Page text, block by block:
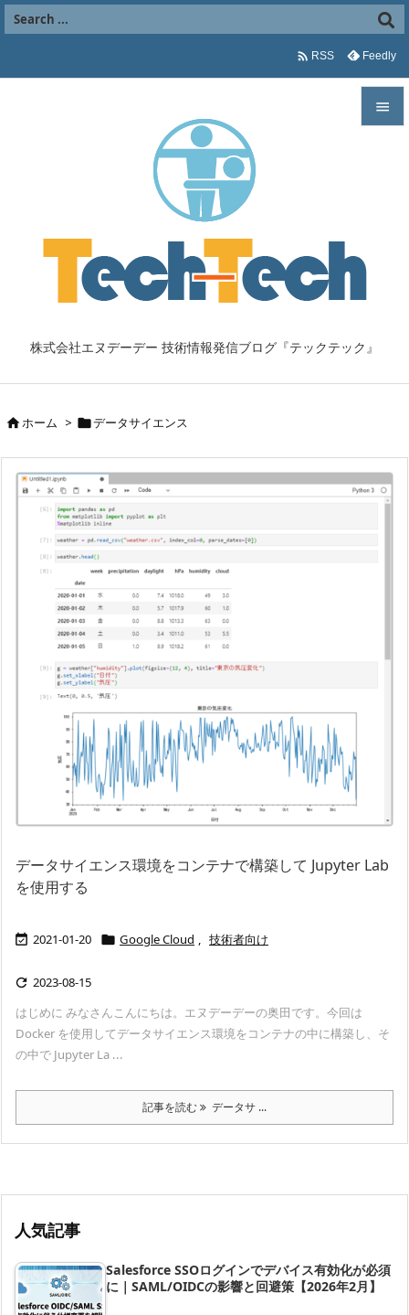
株式会社エヌデーデー 技術情報発信ブログ『テックテック』

 RSS Feedly
ホーム > データサイエンス
データサイエンス環境をコンテナで構築して Jupyter Lab
を使用する
 2021-01-20  Google Cloud , 技術者向け
 2023-08-15
はじめに みなさんこんにちは。エヌデーデーの奥田です。今回は
Docker を使用してデータサイエンス環境をコンテナの中に構築し、そ
の中で Jupyter La ...
記事を読む データサ ...
人気記事
Salesforce SSOログインでデバイス有効化が必須
に｜SAML/OIDCの影響と回避策【2026年2月】